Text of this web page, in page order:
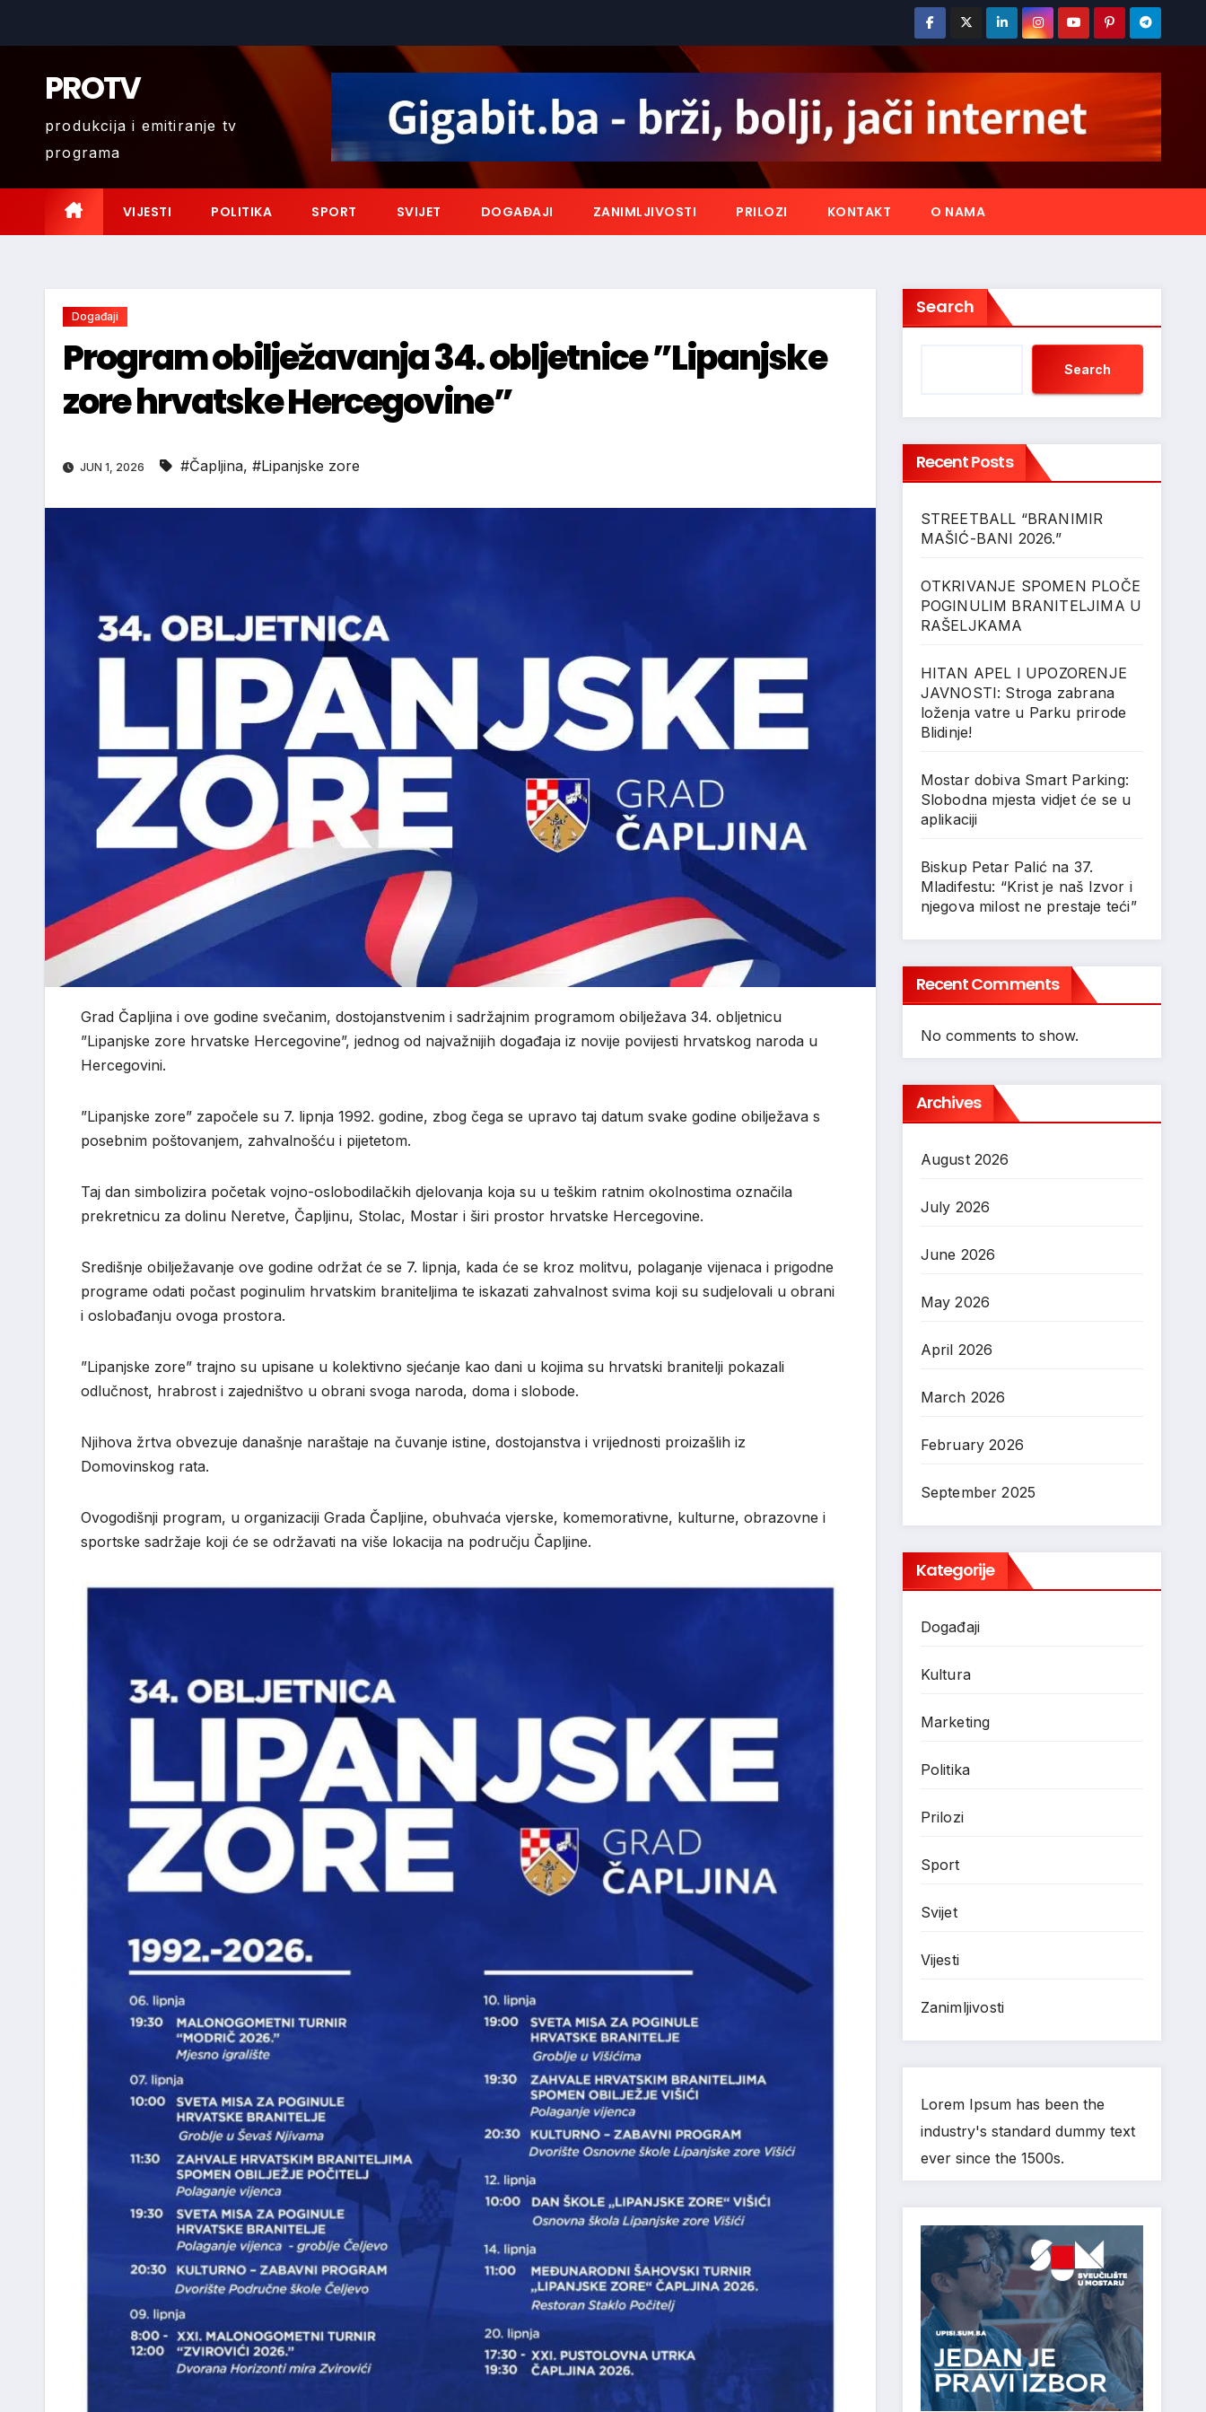
PROTV
produkcija i emitiranje tv
programa
VIJESTI POLITIKA SPORT SVIJET DOGAĐAJI ZANIMLJIVOSTI PRILOZI KONTAKT O NAMA
Događaji
Program obilježavanja 34. obljetnice ”Lipanjske
zore hrvatske Hercegovine”
JUN 1, 2026 #Čapljina, #Lipanjske zore
Grad Čapljina i ove godine svečanim, dostojanstvenim i sadržajnim programom obilježava 34. obljetnicu
”Lipanjske zore hrvatske Hercegovine”, jednog od najvažnijih događaja iz novije povijesti hrvatskog naroda u
Hercegovini.
”Lipanjske zore” započele su 7. lipnja 1992. godine, zbog čega se upravo taj datum svake godine obilježava s
posebnim poštovanjem, zahvalnošću i pijetetom.
Taj dan simbolizira početak vojno-oslobodilačkih djelovanja koja su u teškim ratnim okolnostima označila
prekretnicu za dolinu Neretve, Čapljinu, Stolac, Mostar i širi prostor hrvatske Hercegovine.
Središnje obilježavanje ove godine održat će se 7. lipnja, kada će se kroz molitvu, polaganje vijenaca i prigodne
programe odati počast poginulim hrvatskim braniteljima te iskazati zahvalnost svima koji su sudjelovali u obrani
i oslobađanju ovoga prostora.
”Lipanjske zore” trajno su upisane u kolektivno sjećanje kao dani u kojima su hrvatski branitelji pokazali
odlučnost, hrabrost i zajedništvo u obrani svoga naroda, doma i slobode.
Njihova žrtva obvezuje današnje naraštaje na čuvanje istine, dostojanstva i vrijednosti proizašlih iz
Domovinskog rata.
Ovogodišnji program, u organizaciji Grada Čapljine, obuhvaća vjerske, komemorativne, kulturne, obrazovne i
sportske sadržaje koji će se održavati na više lokacija na području Čapljine.
Search
Search
Recent Posts
STREETBALL “BRANIMIR
MAŠIĆ-BANI 2026.”
OTKRIVANJE SPOMEN PLOČE
POGINULIM BRANITELJIMA U
RAŠELJKAMA
HITAN APEL I UPOZORENJE
JAVNOSTI: Stroga zabrana
loženja vatre u Parku prirode
Blidinje!
Mostar dobiva Smart Parking:
Slobodna mjesta vidjet će se u
aplikaciji
Biskup Petar Palić na 37.
Mladifestu: “Krist je naš Izvor i
njegova milost ne prestaje teći”
Recent Comments
No comments to show.
Archives
August 2026
July 2026
June 2026
May 2026
April 2026
March 2026
February 2026
September 2025
Kategorije
Događaji
Kultura
Marketing
Politika
Prilozi
Sport
Svijet
Vijesti
Zanimljivosti
Lorem Ipsum has been the
industry's standard dummy text
ever since the 1500s.